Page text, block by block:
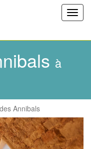
à
Annibals